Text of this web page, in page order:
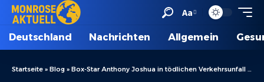
Aa
Deutschland Nachrichten Allgemein
Startseite » Blog » Box-Star Anthony Joshua in tödlichen Verkehrsunfall verwickelt